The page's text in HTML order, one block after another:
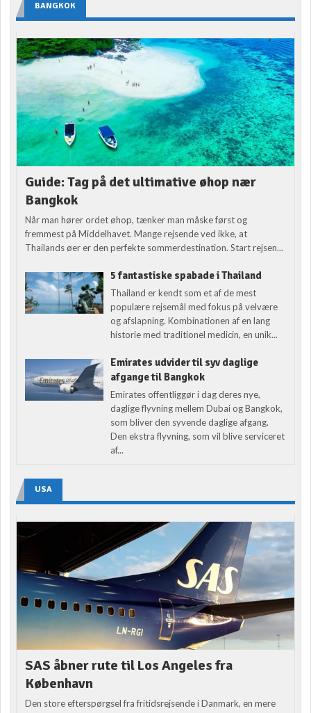
BANGKOK
Guide: Tag på det ultimative øhop nær
Bangkok
Når man hører ordet øhop, tænker man måske først og
fremmest på Middelhavet. Mange rejsende ved ikke, at
Thailands øer er den perfekte sommerdestination. Start rejsen...
5 fantastiske spabade i Thailand
Thailand er kendt som et af de mest
populære rejsemål med fokus på velvære
og afslapning. Kombinationen af en lang
historie med traditionel medicin, en unik...
Emirates udvider til syv daglige
afgange til Bangkok
Emirates offentliggør i dag deres nye,
daglige flyvning mellem Dubai og Bangkok,
som bliver den syvende daglige afgang.
Den ekstra flyvning, som vil blive serviceret
af...
USA
SAS åbner rute til Los Angeles fra
København
Den store efterspørgsel fra fritidsrejsende i Danmark, en mere